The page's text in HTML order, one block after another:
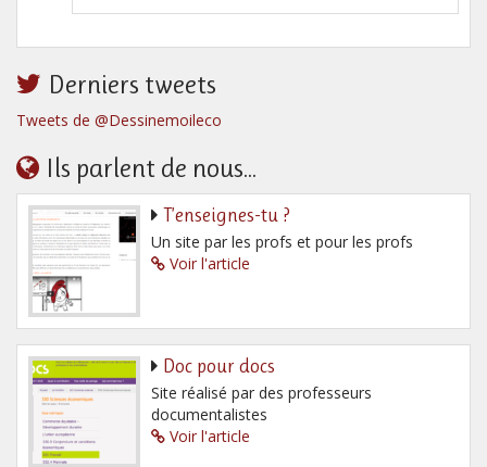
Derniers tweets
Tweets de @Dessinemoileco
Ils parlent de nous...
T’enseignes-tu ?
Un site par les profs et pour les profs
Voir l'article
Doc pour docs
Site réalisé par des professeurs
documentalistes
Voir l'article